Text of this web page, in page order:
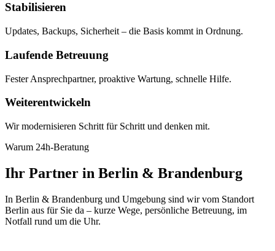
Stabilisieren
Updates, Backups, Sicherheit – die Basis kommt in Ordnung.
Laufende Betreuung
Fester Ansprechpartner, proaktive Wartung, schnelle Hilfe.
Weiterentwickeln
Wir modernisieren Schritt für Schritt und denken mit.
Warum 24h-Beratung
Ihr Partner in Berlin & Brandenburg
In Berlin & Brandenburg und Umgebung sind wir vom Standort
Berlin aus für Sie da – kurze Wege, persönliche Betreuung, im
Notfall rund um die Uhr.